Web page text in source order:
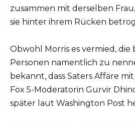
zusammen mit derselben
sie hinter ihrem Rücken
Obwohl Morris es vermied, die
Personen namentlich zu
bekannt, dass Saters Affäre
Fox 5-Moderatorin Gurvir
später laut Washington Post